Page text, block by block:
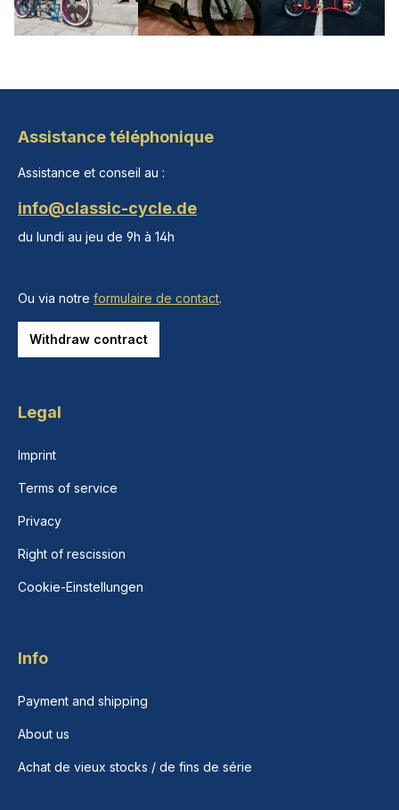
Assistance téléphonique
Assistance et conseil au :
info@classic-cycle.de
du lundi au jeu de 9h à 14h
Ou via notre formulaire de contact.
Withdraw contract
Legal
Imprint
Terms of service
Privacy
Right of rescission
Cookie-Einstellungen
Info
Payment and shipping
About us
Achat de vieux stocks / de fins de série